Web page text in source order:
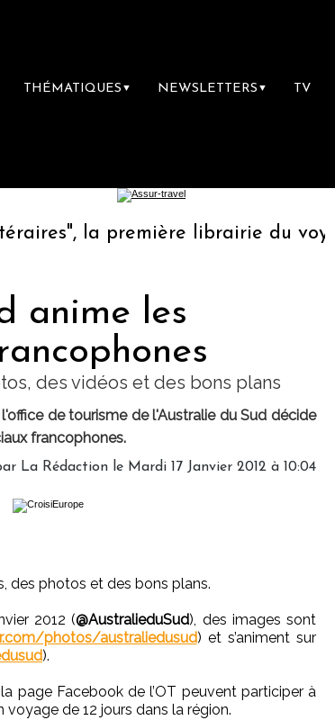
THÉMATIQUES ▼ NEWSLETTERS ▼ TV
la première librairie du voyage
anime les
des vidéos et des bons plans
de tourisme de l'Australie du Sud décide
francophones.
La Rédaction le Mardi 17 Janvier 2012 à 10:04
des photos et des bons plans.
2012 (@AustralieduSud), des images sont
photos/australiedusud) et s’animent sur
).
page Facebook de l’OT peuvent participer à
de 12 jours dans la région.